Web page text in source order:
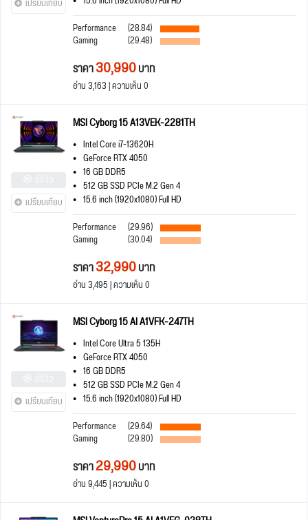
เปรียบเทียบ
Performance
(28.84)
Gaming (29.48)
ราคา30,990บาท
อ่าน 3,163 | ความเห็น 0
เปรียบเทียบ
MSI Cyborg 15 A13VEK-2281TH
Intel Core i7-13620H
GeForce RTX 4050
16 GB DDR5
512 GB SSD PCIe M.2 Gen 4
15.6 inch (1920x1080) Full HD
Performance
(29.96)
Gaming (30.04)
ราคา32,990บาท
อ่าน 3,495 | ความเห็น 0
เปรียบเทียบ
MSI Cyborg 15 AI A1VFK-247TH
Intel Core Ultra 5 135H
GeForce RTX 4050
16 GB DDR5
512 GB SSD PCIe M.2 Gen 4
15.6 inch (1920x1080) Full HD
Performance
(29.64)
Gaming (29.80)
ราคา29,990บาท
อ่าน 9,445 | ความเห็น 0